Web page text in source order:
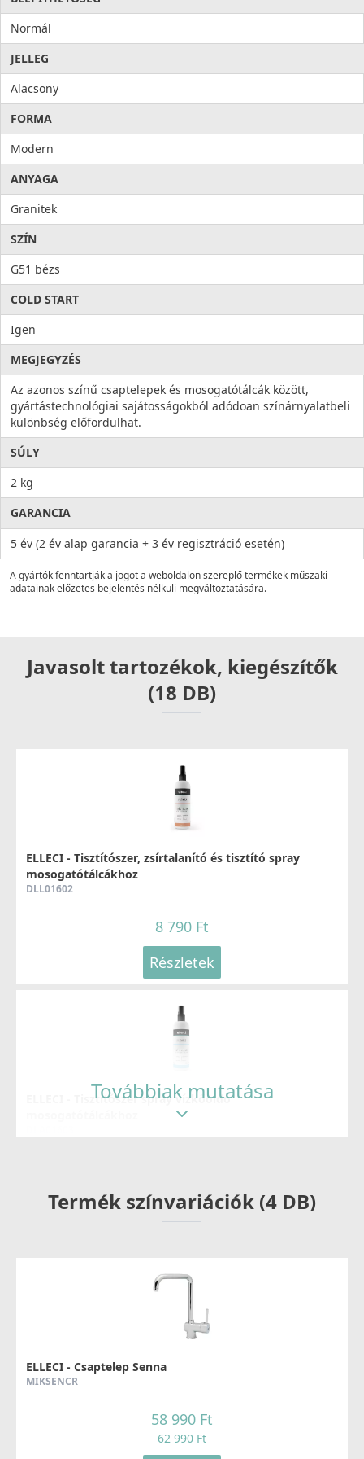
Normál
JELLEG
Alacsony
FORMA
Modern
ANYAGA
Granitek
SZÍN
G51 bézs
COLD START
Igen
MEGJEGYZÉS
Az azonos színű csaptelepek és mosogatótálcák között,
gyártástechnológiai sajátosságokból adódoan színárnyalatbeli
különbség előfordulhat.
SÚLY
2 kg
GARANCIA
5 év (2 év alap garancia + 3 év regisztráció esetén)
A gyártók fenntartják a jogot a weboldalon szereplő termékek műszaki
adatainak előzetes bejelentés nélküli megváltoztatására.
Javasolt tartozékok, kiegészítők
(18 DB)
ELLECI - Tisztítószer, zsírtalanító és tisztító spray
mosogatótálcákhoz
DLL01602
8 790 Ft
Részletek
ELLECI - Tisztítószer spray vízkőoldó
Részletek
ELLECI - Gránit mosogatótálca Unico CORNER sarok
LGUCOR51
209 990 Ft
Továbbiak mutatása
Termék színvariációk (4 DB)
ELLECI - Csaptelep Senna
MIKSENCR
58 990 Ft
62 990 Ft